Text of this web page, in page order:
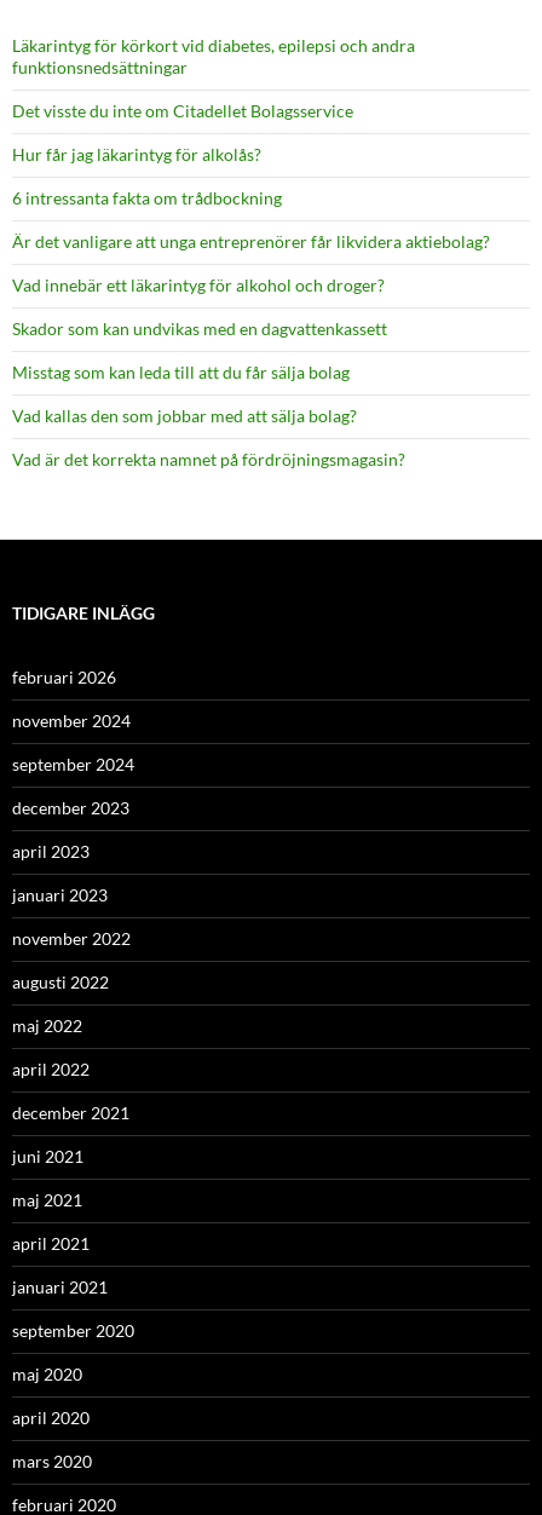
Läkarintyg för körkort vid diabetes, epilepsi och andra
funktionsnedsättningar
Det visste du inte om Citadellet Bolagsservice
Hur får jag läkarintyg för alkolås?
6 intressanta fakta om trådbockning
Är det vanligare att unga entreprenörer får likvidera aktiebolag?
Vad innebär ett läkarintyg för alkohol och droger?
Skador som kan undvikas med en dagvattenkassett
Misstag som kan leda till att du får sälja bolag
Vad kallas den som jobbar med att sälja bolag?
Vad är det korrekta namnet på fördröjningsmagasin?
TIDIGARE INLÄGG
februari 2026
november 2024
september 2024
december 2023
april 2023
januari 2023
november 2022
augusti 2022
maj 2022
april 2022
december 2021
juni 2021
maj 2021
april 2021
januari 2021
september 2020
maj 2020
april 2020
mars 2020
februari 2020